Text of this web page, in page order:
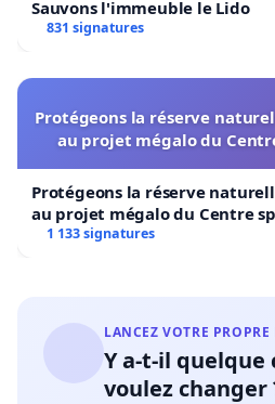
Sauvons l'immeuble le Lido
831 signatures
Protégeons la réserve
au projet mégalo du
Protégeons la réserve
au projet mégalo du Centre
1 133 signatures
LANCEZ VOTRE
Y a-t-il quelque
voulez changer